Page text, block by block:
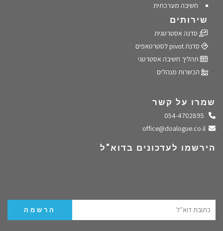
חשיבה מערכתית
שירותים
סדנה אסטרטגית
סדנת pivot לסטרטאפים
תהליך חשיבה אסטרטגי
הכשרות מנהלים
שמרו על קשר
התקשרו אלינו
שלחו מייל
הירשמו לעדכונים בדוא"ל